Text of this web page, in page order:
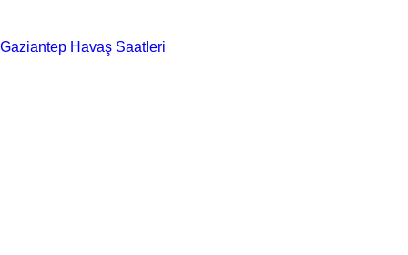
Gaziantep Havaş Saatleri